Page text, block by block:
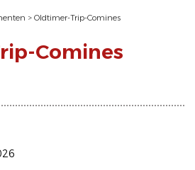
> Oldtimer-Trip-Comines
Comines